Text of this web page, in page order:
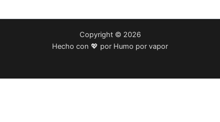
Copyright © 2026
Hecho con 💖 por Humo por vapor